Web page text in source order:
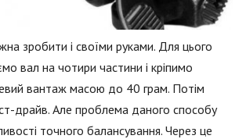
зробити і своїми руками. Для цього
вал на чотири частини і кріпимо
вантаж масою до 40 грам. Потім
драйв. Але проблема даного способу
точного балансування. Через це